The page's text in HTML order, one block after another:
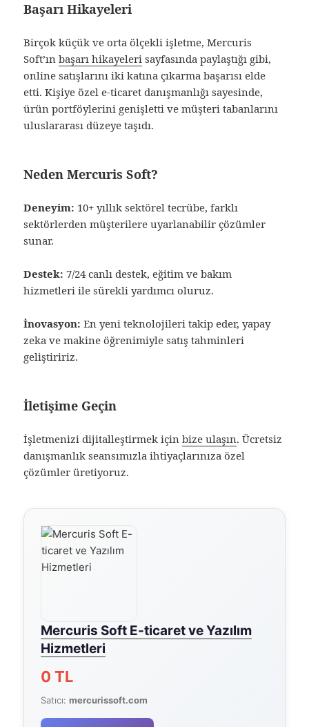
Başarı Hikayeleri
Birçok küçük ve orta ölçekli işletme, Mercuris
Soft’ınbaşarı hikayeleri sayfasında paylaştığı gibi,
online satışlarını iki katına çıkarma başarısı elde
etti. Kişiye özel e‑ticaret danışmanlığı sayesinde,
ürün portföylerini genişletti ve müşteri tabanlarını
uluslararası düzeye taşıdı.
Neden Mercuris Soft?
Deneyim: 10+ yıllık sektörel tecrübe, farklı
sektörlerden müşterilere uyarlanabilir çözümler
sunar.
Destek: 7/24 canlı destek, eğitim ve bakım
hizmetleri ile sürekli yardımcı oluruz.
İnovasyon: En yeni teknolojileri takip eder, yapay
zeka ve makine öğrenimiyle satış tahminleri
geliştiririz.
İletişime Geçin
İşletmenizi dijitalleştirmek içinbize ulaşın. Ücretsiz
danışmanlık seansımızla ihtiyaçlarınıza özel
çözümler üretiyoruz.
Mercuris Soft E-ticaret ve Yazılım
Hizmetleri
0 TL
Satıcı:mercurissoft.com